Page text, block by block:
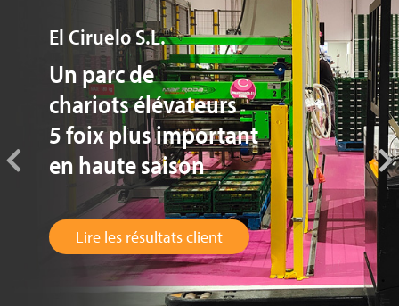
El Ciruelo S.L.
Un parc de
chariots élévateurs
5 foix plus important
en haute saison
Lire les résultats client